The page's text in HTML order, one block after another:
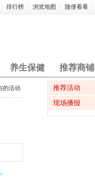
排行榜 浏览地图 随便看看
养生保健 推荐商铺
的活动 推荐活动
现场播报